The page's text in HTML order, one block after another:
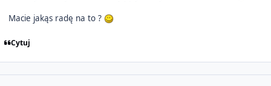
Macie jakąs radę na to ?
Cytuj